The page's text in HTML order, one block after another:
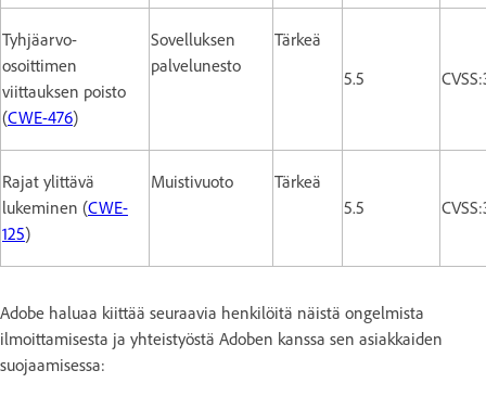
Tyhjäarvo-
osoittimen
viittauksen poisto
(CWE-476)
Sovelluksen
palvelunesto
Tärkeä
5.5
Rajat ylittävä
lukeminen (CWE-
125)
Muistivuoto
Tärkeä
5.5
Adobe haluaa kiittää seuraavia henkilöitä näistä ongelmista
ilmoittamisesta ja yhteistyöstä Adoben kanssa sen asiakkaiden
suojaamisessa: